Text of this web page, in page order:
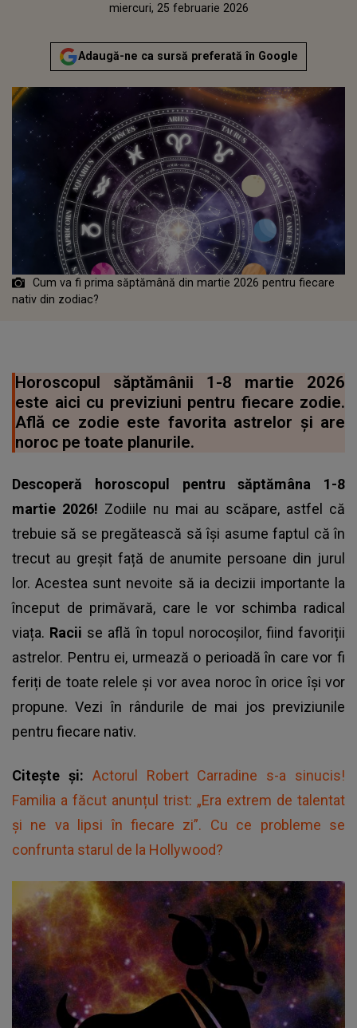
miercuri, 25 februarie 2026
Actualizat:
miercuri, 25 februarie 2026
Adaugă-ne ca sursă preferată în Google
Cum va fi prima săptămână din martie 2026 pentru fiecare
nativ din zodiac?
Horoscopul săptămânii 1-8 martie 2026
este aici cu previziuni pentru fiecare zodie.
Află ce zodie este favorita astrelor și are
noroc pe toate planurile.
Descoperă horoscopul pentru săptămâna 1-8
martie 2026! Zodiile nu mai au scăpare, astfel că
trebuie să se pregătească să își asume faptul că în
trecut au greșit față de anumite persoane din jurul
lor. Acestea sunt nevoite să ia decizii importante la
început de primăvară, care le vor schimba radical
viața. Racii se află în topul norocoșilor, fiind favoriții
astrelor. Pentru ei, urmează o perioadă în care vor fi
feriți de toate relele și vor avea noroc în orice își vor
propune. Vezi în rândurile de mai jos previziunile
pentru fiecare nativ.
Citește și: Actorul Robert Carradine s-a sinucis!
Familia a făcut anunțul trist: „Era extrem de talentat
și ne va lipsi în fiecare zi”. Cu ce probleme se
confrunta starul de la Hollywood?